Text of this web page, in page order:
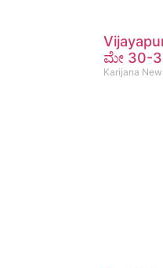
ಮೇ 30-
Karijana